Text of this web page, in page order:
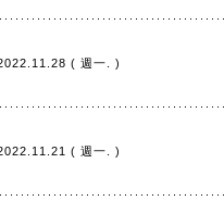
( 週一. )
( 週一. )